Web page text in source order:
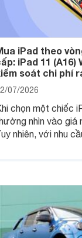
iPad theo
iPad 11 (A16)
soát chi phí
07/2026
chọn một chiếc
nhìn vào
nhiên, với nhu
dùng được